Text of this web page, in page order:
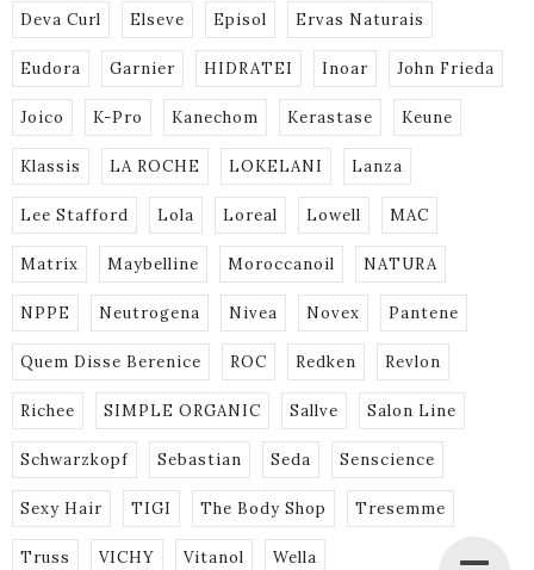
Deva Curl Elseve Episol Ervas Naturais
Eudora Garnier HIDRATEI Inoar John Frieda
Joico K-Pro Kanechom Kerastase Keune
Klassis LA ROCHE LOKELANI Lanza
Lee Stafford Lola Loreal Lowell MAC
Matrix Maybelline Moroccanoil NATURA
NPPE Neutrogena Nivea Novex Pantene
Quem Disse Berenice ROC Redken Revlon
Richee SIMPLE ORGANIC Sallve Salon Line
Schwarzkopf Sebastian Seda Senscience
Sexy Hair TIGI The Body Shop Tresemme
Truss VICHY Vitanol Wella